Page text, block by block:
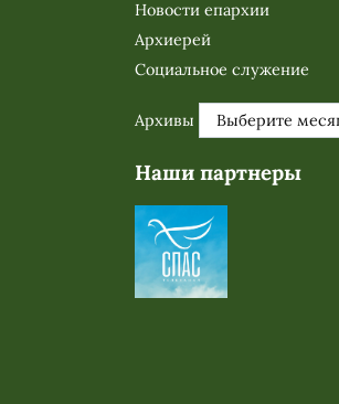
Новости епархии
Архиерей
Социальное служение
Архивы
Наши партнеры